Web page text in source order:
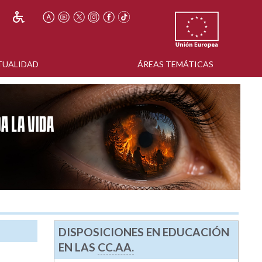
ÁREAS TEMÁTICAS
DISPOSICIONES EN EDUCACIÓN
EN LAS CC.AA.